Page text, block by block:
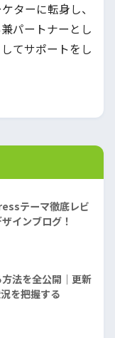
ターに転身し、
パートナーとし
てサポートをし
テーマ徹底レビ
インブログ！
方法を全公開｜更新
を把握する